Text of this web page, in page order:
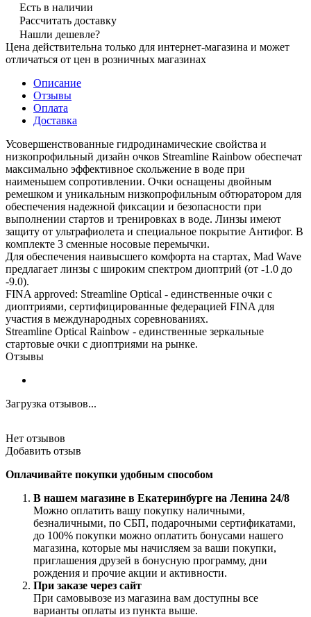
Есть в наличии
Рассчитать доставку
Нашли дешевле?
Цена действительна только для интернет-магазина и может
отличаться от цен в розничных магазинах
Описание
Отзывы
Оплата
Доставка
Усовершенствованные гидродинамические свойства и
низкопрофильный дизайн очков Streamline Rainbow обеспечат
максимально эффективное скольжение в воде при
наименьшем сопротивлении. Очки оснащены двойным
ремешком и уникальным низкопрофильным обтюратором для
обеспечения надежной фиксации и безопасности при
выполнении стартов и тренировках в воде. Линзы имеют
защиту от ультрафиолета и специальное покрытие Антифог. В
комплекте 3 сменные носовые перемычки.
Для обеспечения наивысшего комфорта на стартах, Mad Wave
предлагает линзы с широким спектром диоптрий (от -1.0 до
-9.0).
FINA approved: Streamline Optical - единственные очки с
диоптриями, сертифицированные федерацией FINA для
участия в международных соревнованиях.
Streamline Optical Rainbow - единственные зеркальные
стартовые очки с диоптриями на рынке.
Отзывы
Загрузка отзывов...
Нет отзывов
Добавить отзыв
Оплачивайте покупки удобным способом
В нашем магазине в Екатеринбурге на Ленина 24/8
Можно оплатить вашу покупку наличными,
безналичными, по СБП, подарочными сертификатами,
до 100% покупки можно оплатить бонусами нашего
магазина, которые мы начисляем за ваши покупки,
приглашения друзей в бонусную программу, дни
рождения и прочие акции и активности.
При заказе через сайт
При самовывозе из магазина вам доступны все
варианты оплаты из пункта выше.